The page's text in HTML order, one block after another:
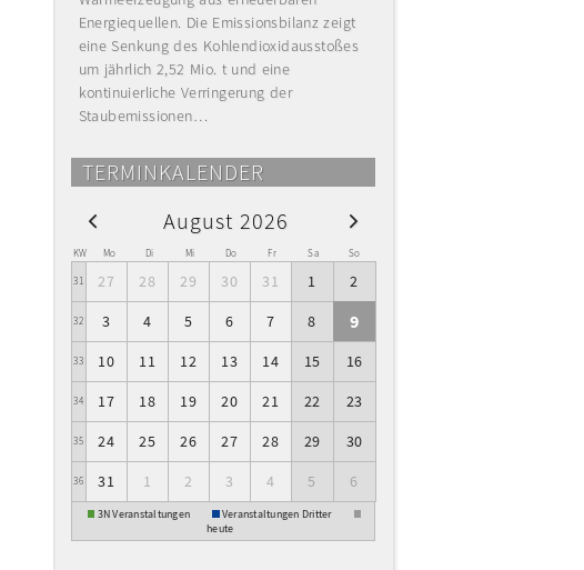
Energiequellen. Die Emissionsbilanz zeigt
eine Senkung des Kohlendioxidausstoßes
um jährlich 2,52 Mio. t und eine
kontinuierliche Verringerung der
Staubemissionen…
TERMINKALENDER
August 2026
KW Mo Di Mi Do Fr Sa So
31 27 28 29 30 31 1 2
32 3 4 5 6 7 8 9
33 10 11 12 13 14 15 16
34 17 18 19 20 21 22 23
35 24 25 26 27 28 29 30
36 31 1 2 3 4 5 6
3N Veranstaltungen
Veranstaltungen Dritter
heute